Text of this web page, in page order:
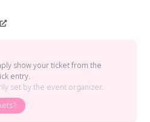
show your ticket from the
entry.
set by the event organizer.